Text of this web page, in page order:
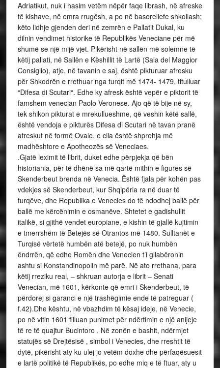
Adriatikut, nuk i hasim vetëm nëpër faqe librash, në afreske
të kishave, në emra rrugësh, a po në basoreliefe shkollash;
këto lidhje gjenden deri në zemrën e Pallatit Dukal, ku
dilnin vendimet historike të Republikës Veneciane për më
shumë se një mijë vjet. Pikërisht në sallën më solemne të
këtij pallati, në Sallën e Këshillit të Lartë (Sala del Maggior
Consiglio), atje, në tavanin e saj, është pikturuar afresku
për Shkodrën e rrethuar nga turqit më 1474- 1479, titulluar
“Difesa di Scutari“. Edhe ky afresk është vepër e piktorit të
famshem venecian Paolo Veronese. Ajo që të bije në sy,
tek shikon pikturat e mrekullueshme, që veshin këtë sallë,
është vendoja e pikturës Difesa di Scutari në tavan pranë
afreskut në formë Ovale, e cila është shprehja më
madhështore e Apotheozës së Veneciaes.
.Gjatë leximit të librit, duket edhe përpjekja që bën
historiania, për të dhënë sa më qartë mithin e figures së
Skenderbeut brenda në Venecia. Është fjala për kohën pas
vdekjes së Skenderbeut, kur Shqipëria ra në duar të
turqëve, dhe Republika e Venecies do të ndodhej ballë për
ballë me kërcënimin e osmanëve. Shtetet e gadishullit
italikë, si gjithë vendet europiane, e kishin të gjallë kujtimin
e tmerrshëm të Betejës së Otrantos më 1480. Sulltanët e
Turqisë vërtetë humbën atë betejë, po nuk humbën
ëndrrën, që edhe Romën dhe Venecien t’i gllabëronin
ashtu si Konstandinopolin më parë. Në ato rrethana, para
këtij rreziku real, – shkruan autorja e librit – Senati
Venecian, më 1601, kërkonte që emri i Skenderbeut, të
përdorej si garanci e një trashëgimie ende të patreguar (
f.42).Dhe kështu, në vbazhdim të kësaj ideje, në Venecie,
po në vitin 1601 filluan punimet për ndërtimin e një anijeje
të re të quajtur Bucintoro . Në zonën e bashit, ndërmjet
statujës së Drejtësisë , simbol i Venecies, dhe rreshtit të
dytë, pikërisht aty ku ulej jo vetëm doxhe dhe përfaqësuesit
e lartë politikë të Republikës, po edhe miq e të ftuar, aty u